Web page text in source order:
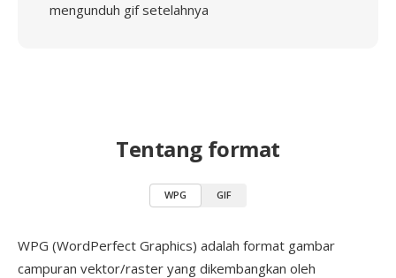
mengunduh gif setelahnya
Tentang format
WPG GIF
WPG (WordPerfect Graphics) adalah format gambar
campuran vektor/raster yang dikembangkan oleh